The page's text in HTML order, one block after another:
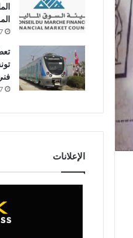
7 أغسطس، 2026
7 أغسطس، 2026
الإعلانات